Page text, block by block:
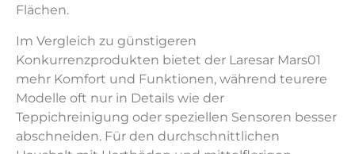
Flächen.
Im Vergleich zu günstigeren
Konkurrenzprodukten bietet der Laresar Mars01
mehr Komfort und Funktionen, während teurere
Modelle oft nur in Details wie der
Teppichreinigung oder speziellen Sensoren besser
abschneiden. Für den durchschnittlichen